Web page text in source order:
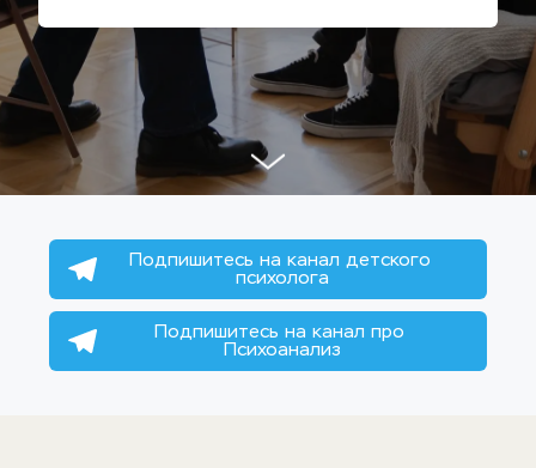
Подпишитесь на канал детского
психолога
Подпишитесь на канал про
Психоанализ